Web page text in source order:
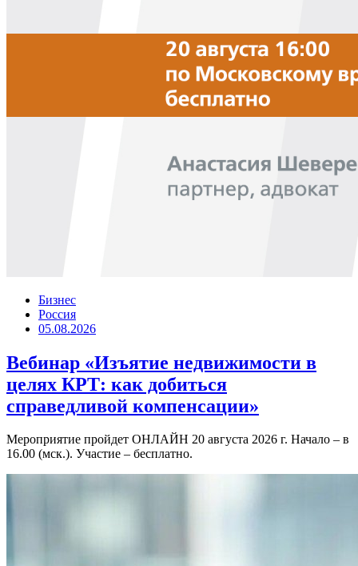
Бизнес
Россия
05.08.2026
Вебинар «Изъятие недвижимости в
целях КРТ: как добиться
справедливой компенсации»
Мероприятие пройдет ОНЛАЙН 20 августа 2026 г. Начало – в
16.00 (мск.). Участие – бесплатно.